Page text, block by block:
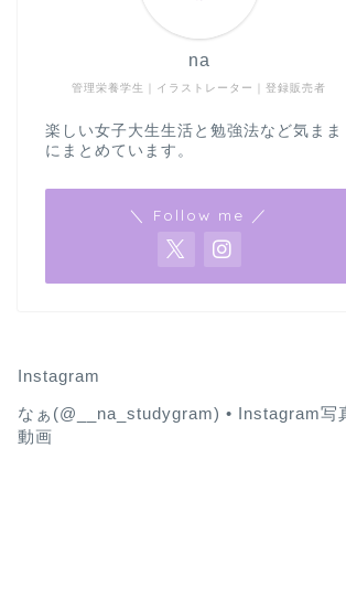
管理栄養学生｜イラストレーター｜登録販売者
na
楽しい女子大生生活と勉強法など気まま
にまとめています。
＼ Follow me ／
Instagram
なぁ(@__na_studygram) • Instagram写
動画